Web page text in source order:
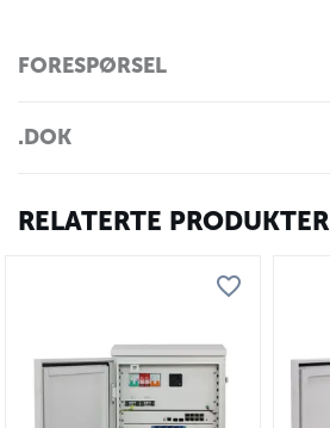
FORESPØRSEL
.DOK
RELATERTE PRODUKTER